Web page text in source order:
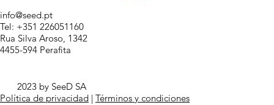
2023 by SeeD SA
Política de privacidad | Términos y condiciones
info@seed.pt
Tel: +351 226051160
Rua Silva Aroso, 1342
4455-594 Perafita